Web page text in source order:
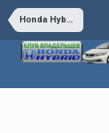
Honda Hybrid - Обсуждаем все гибридные автомобили Honda